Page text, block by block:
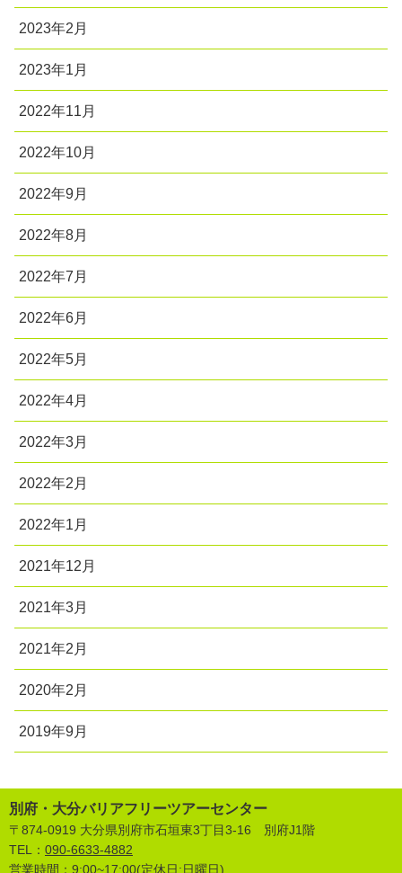
2023年2月
2023年1月
2022年11月
2022年10月
2022年9月
2022年8月
2022年7月
2022年6月
2022年5月
2022年4月
2022年3月
2022年2月
2022年1月
2021年12月
2021年3月
2021年2月
2020年2月
2019年9月
別府・大分バリアフリーツアーセンター
〒874-0919 大分県別府市石垣東3丁目3-16 別府J1階
TEL： 090-6633-4882
営業時間：9:00~17:00(定休日:日曜日)